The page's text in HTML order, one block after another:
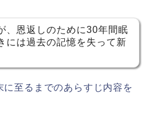
、恩返しのために30年間眠
には過去の記憶を失って新
至るまでのあらすじ内容を